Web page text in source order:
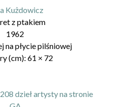
Kużdowicz
z ptakiem
1962
na płycie pilśniowej
(cm): 61 × 72
dzieł artysty na stronie